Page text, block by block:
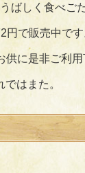
ばしく食べご
円で販売中です
供に是非ご利
ではまた。